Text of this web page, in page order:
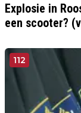
Explosie in
een scooter?
112